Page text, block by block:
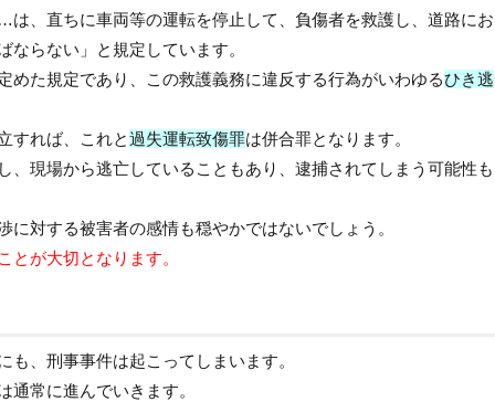
、直ちに車両等の運転を停止して、負傷者を救護し、道路にお
ならない」
と規定しています。
めた規定であり、この救護義務に違反する行為がいわゆるひき逃
すれば、これと過失運転致傷罪は併合罪となります。
、現場から逃亡していることもあり、逮捕されてしまう可能性も
対する被害者の感情も穏やかではないでしょう。
とが大切となります。
、刑事事件は起こってしまいます。
常に進んでいきます。